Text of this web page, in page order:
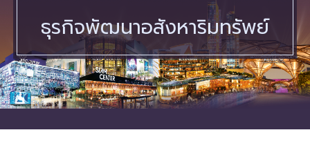
ธุรกิจพัฒนาอสังหาริมทรัพย์